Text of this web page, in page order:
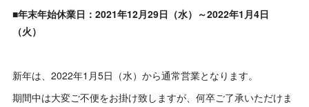
■年末年始休業日：2021年12月29日（水）～2022年1月4日
（火）
新年は、2022年1月5日（水）から通常営業となります。
期間中は大変ご不便をお掛け致しますが、何卒ご了承いただけま